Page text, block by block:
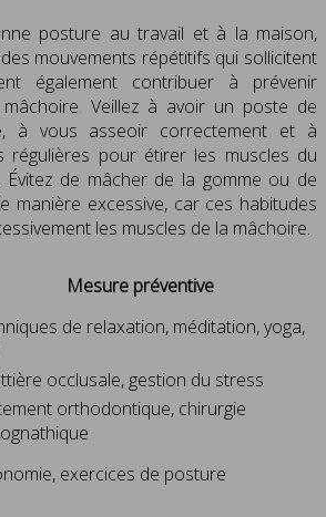
posture au travail et à la maison,
des mouvements répétitifs qui sollicitent
également contribuer à prévenir
mâchoire. Veillez à avoir un poste de
à vous asseoir correctement et à
régulières pour étirer les muscles du
de mâcher de la gomme ou de
manière excessive, car ces habitudes
les muscles de la mâchoire.
Mesure préventive
de relaxation, méditation, yoga,
occlusale, gestion du stress
orthodontique, chirurgie
exercices de posture